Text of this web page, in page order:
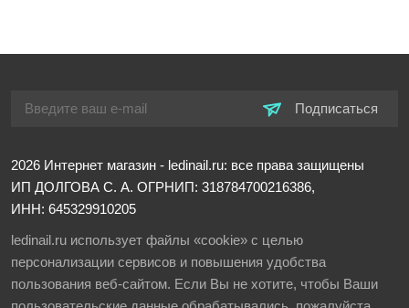
Подписаться
2026 Интернет магазин - ledinail.ru: все права защищены
ИП ДОЛГОВА С. А. ОГРНИП: 318784700216386,
ИНН: 645329910205
ledinail.ru использует файлы «cookie» с целью
персонализации сервисов и повышения удобства
пользования веб-сайтом. Если Вы не хотите, чтобы Ваши